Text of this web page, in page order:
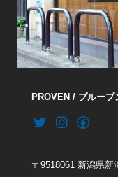
PROVEN / プループ
〒9518061 新潟県新